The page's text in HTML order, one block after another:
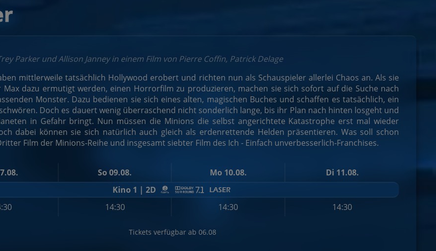
Parker und Allison Janney in einem Film von Pierre Coffin, Patrick Delage
mittlerweile tatsächlich Hollywood erobert und richten nun als Schauspieler allerlei Chaos an. Als sie
Max dazu ermutigt werden, einen Horrorfilm zu produzieren, machen sie sich sofort auf die Suche nach
Monster. Dazu bedienen sie sich eines alten, magischen Buches und schaffen es tatsächlich, ein
Doch es dauert wenig überraschend nicht sonderlich lange, bis ihr Plan nach hinten losgeht und
in Gefahr bringt. Nun müssen die Minions die selbst angerichtete Katastrophe erst mal wieder
dabei können sie sich natürlich auch gleich als erdenrettende Helden präsentieren. Was soll schon
Film der Minions-Reihe und insgesamt siebter Film des Ich - Einfach unverbesserlich-Franchises.
So 09.08. Mo 10.08. Di 11.08.
14:30 14:30 14:30
Kino 1 | 2D
Tickets verfügbar ab 06.08